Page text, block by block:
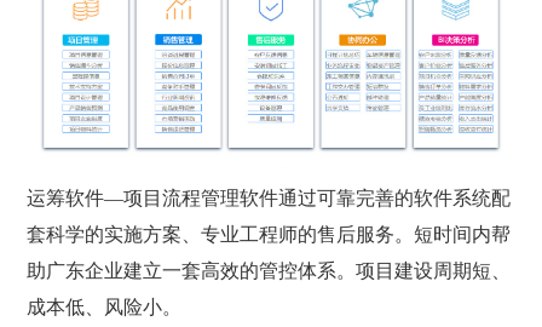
运筹软件—项目流程管理软件通过可靠完善的软件系统配
套科学的实施方案、专业工程师的售后服务。短时间内帮
助广东企业建立一套高效的管控体系。项目建设周期短、
成本低、风险小。